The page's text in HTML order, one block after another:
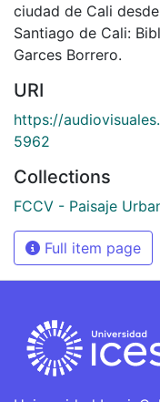
ciudad de Cali
Santiago de Cali:
Garces Borrero.
URI
https://
5962
Collections
FCCV - Paisaje
Full item page